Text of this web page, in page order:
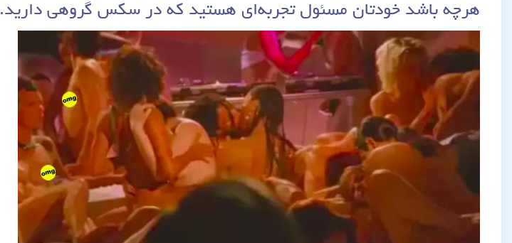
هرچه باشد خودتان مسئول تجربه‌ای هستید که در سکس گروهی دارید.